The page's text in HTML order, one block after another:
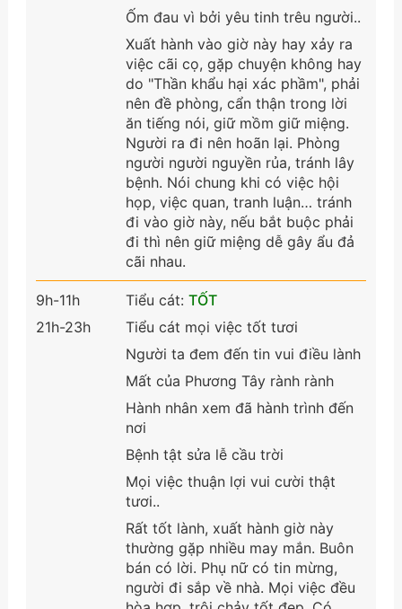
Ốm đau vì bởi yêu tinh trêu người..
Xuất hành vào giờ này hay xảy ra
việc cãi cọ, gặp chuyện không hay
do "Thần khẩu hại xác phầm", phải
nên đề phòng, cẩn thận trong lời
ăn tiếng nói, giữ mồm giữ miệng.
Người ra đi nên hoãn lại. Phòng
người người nguyền rủa, tránh lây
bệnh. Nói chung khi có việc hội
họp, việc quan, tranh luận… tránh
đi vào giờ này, nếu bắt buộc phải
đi thì nên giữ miệng dễ gây ẩu đả
cãi nhau.
9h-11h
21h-23h
Tiểu cát: TỐT
Tiểu cát mọi việc tốt tươi
Người ta đem đến tin vui điều lành
Mất của Phương Tây rành rành
Hành nhân xem đã hành trình đến
nơi
Bệnh tật sửa lễ cầu trời
Mọi việc thuận lợi vui cười thật
tươi..
Rất tốt lành, xuất hành giờ này
thường gặp nhiều may mắn. Buôn
bán có lời. Phụ nữ có tin mừng,
người đi sắp về nhà. Mọi việc đều